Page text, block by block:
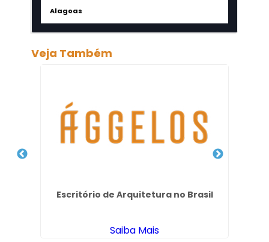
Alagoas
Veja Também
Escritório de Arquitetura no Brasil
Saiba Mais